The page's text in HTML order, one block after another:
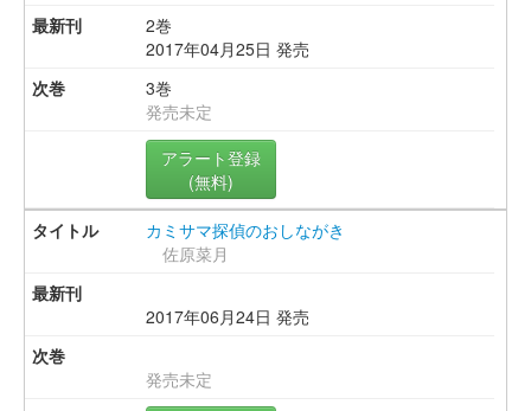
2巻
2017年04月25日 発売
3巻
発売未定
アラート登録
(無料)
カミサマ探偵のおしながき
佐原菜月
2017年06月24日 発売
発売未定